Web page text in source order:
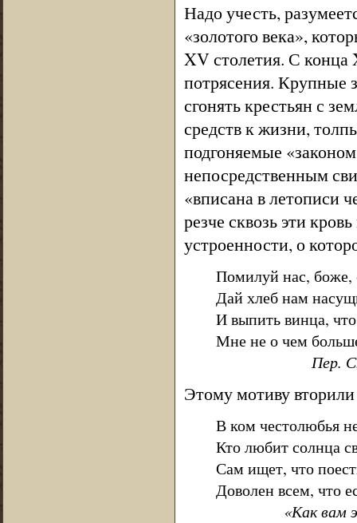
Надо учесть,
«золотого века»,
XV столетия. С конца
потрясения. Крупные
сгонять крестьян с
средств к жизни,
подгоняемые
непосредственным
«вписана в летописи
резче сквозь эти
устроенности, о
Помилуй нас, боже,
Дай хлеб нам
И выпить винца,
Мне не о чем
Пер. С.Я.
Этому мотиву
В ком честолюбья
Кто любит солнца
Сам ищет, что
Доволен всем, что
«Как вам